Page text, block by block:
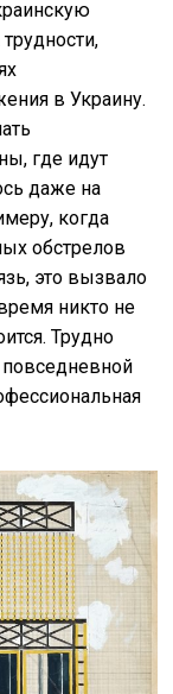
в Украину.
где идут
даже на
когда
обстрелов
это вызвало
никто не
Трудно